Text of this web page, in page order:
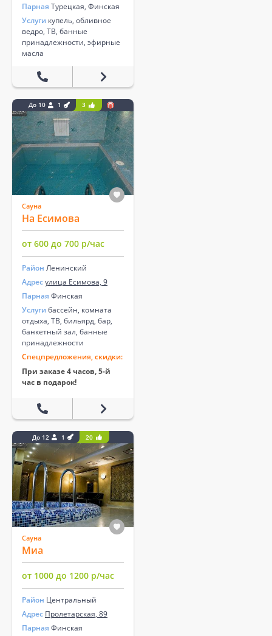
Парная Турецкая, Финская
Услуги купель, обливное
ведро, ТВ, банные
принадлежности, эфирные
масла
До 10 1 3
Сауна
На Есимова
от 600 до 700 р/час
Район Ленинский
Адресулица Есимова, 9
Парная Финская
Услуги бассейн, комната
отдыха, ТВ, бильярд, бар,
банкетный зал, банные
принадлежности
Спецпредложения, скидки:
При заказе 4 часов, 5-й
час в подарок!
До 12 1 20
Сауна
Миа
от 1000 до 1200 р/час
Район Центральный
Адрес Пролетарская, 89
Парная Финская